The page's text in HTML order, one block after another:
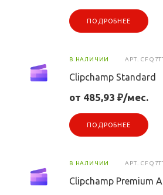
ПОДРОБНЕЕ
В НАЛИЧИИ АРТ.
Clipchamp Standard
от 485,93 ₽/мес.
ПОДРОБНЕЕ
В НАЛИЧИИ АРТ.
Clipchamp Premium